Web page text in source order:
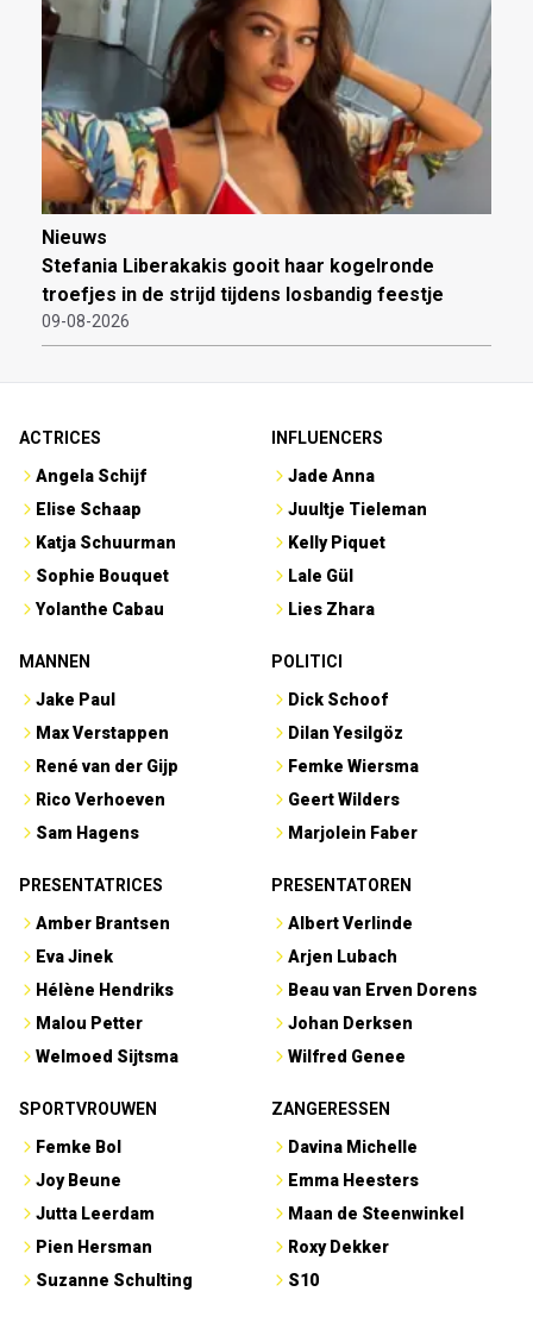
Nieuws
Stefania Liberakakis gooit haar kogelronde
troefjes in de strijd tijdens losbandig feestje
09-08-2026
ACTRICES
Angela Schijf
Elise Schaap
Katja Schuurman
Sophie Bouquet
Yolanthe Cabau
INFLUENCERS
Jade Anna
Juultje Tieleman
Kelly Piquet
Lale Gül
Lies Zhara
MANNEN
Jake Paul
Max Verstappen
René van der Gijp
Rico Verhoeven
Sam Hagens
POLITICI
Dick Schoof
Dilan Yesilgöz
Femke Wiersma
Geert Wilders
Marjolein Faber
PRESENTATRICES
Amber Brantsen
Eva Jinek
Hélène Hendriks
Malou Petter
Welmoed Sijtsma
PRESENTATOREN
Albert Verlinde
Arjen Lubach
Beau van Erven Dorens
Johan Derksen
Wilfred Genee
SPORTVROUWEN
Femke Bol
Joy Beune
Jutta Leerdam
Pien Hersman
Suzanne Schulting
ZANGERESSEN
Davina Michelle
Emma Heesters
Maan de Steenwinkel
Roxy Dekker
S10